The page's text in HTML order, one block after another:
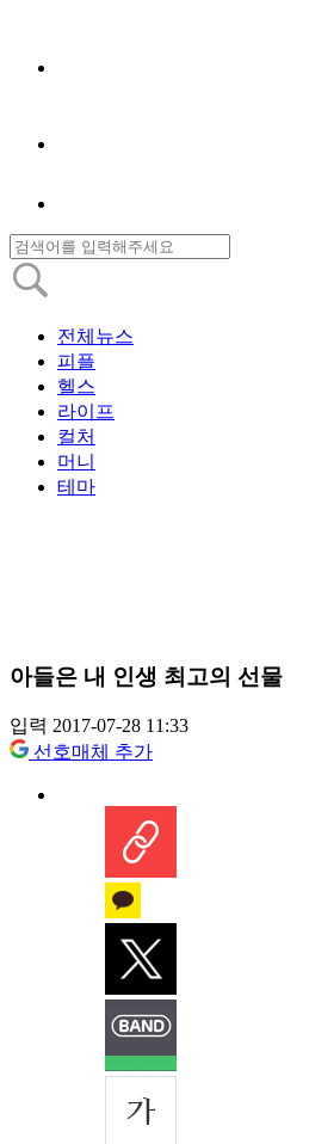
전체뉴스
피플
헬스
라이프
컬처
머니
테마
아들은 내 인생 최고의 선물
입력 2017-07-28 11:33
선호매체 추가